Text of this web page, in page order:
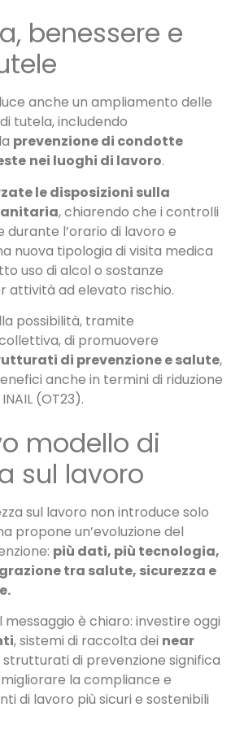
benessere e
anche un ampliamento delle
tutela, includendo
prevenzione di condotte
nei luoghi di lavoro.
le disposizioni sulla
, chiarendo che i controlli
durante l’orario di lavoro e
nuova tipologia di visita medica
uso di alcol o sostanze
attività ad elevato rischio.
possibilità, tramite
di promuovere
di prevenzione e salute,
anche in termini di riduzione
(OT23).
modello di
sul lavoro
sul lavoro non introduce solo
propone un’evoluzione del
più dati, più tecnologia,
tra salute, sicurezza e
messaggio è chiaro: investire oggi
, sistemi di raccolta dei near
di prevenzione significa
la compliance e
di lavoro più sicuri e sostenibili